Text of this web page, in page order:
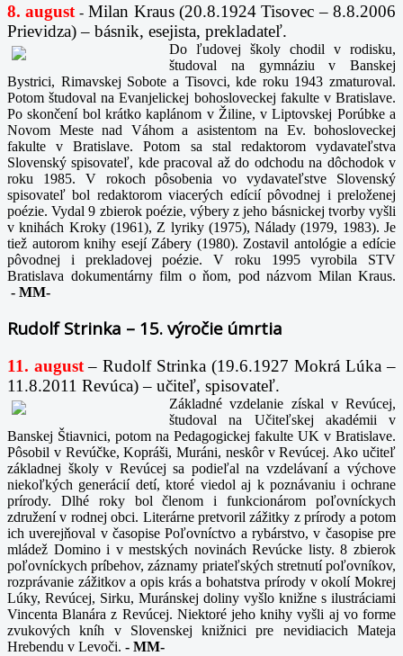
8. august -Milan Kraus (20.8.1924 Tisovec – 8.8.2006
Prievidza) – básnik, esejista, prekladateľ.
Do ľudovej školy chodil v rodisku,
študoval na gymnáziu v Banskej
Bystrici, Rimavskej Sobote a Tisovci, kde roku 1943 zmaturoval.
Potom študoval na Evanjelickej bohosloveckej fakulte v Bratislave.
Po skončení bol krátko kaplánom v Žiline, v Liptovskej Porúbke a
Novom Meste nad Váhom a asistentom na Ev. bohosloveckej
fakulte v Bratislave. Potom sa stal redaktorom vydavateľstva
Slovenský spisovateľ, kde pracoval až do odchodu na dôchodok v
roku 1985. V rokoch pôsobenia vo vydavateľstve Slovenský
spisovateľ bol redaktorom viacerých edícií pôvodnej i preloženej
poézie. Vydal 9 zbierok poézie, výbery z jeho básnickej tvorby vyšli
v knihách Kroky (1961), Z lyriky (1975), Nálady (1979, 1983). Je
tiež autorom knihy esejí Zábery (1980). Zostavil antológie a edície
pôvodnej i prekladovej poézie. V roku 1995 vyrobila STV
Bratislava dokumentárny film o ňom, pod názvom Milan Kraus.
- MM-
Rudolf Strinka – 15. výročie úmrtia
11. august – Rudolf Strinka (19.6.1927 Mokrá Lúka –
11.8.2011 Revúca) – učiteľ, spisovateľ.
Základné vzdelanie získal v Revúcej,
študoval na Učiteľskej akadémii v
Banskej Štiavnici, potom na Pedagogickej fakulte UK v Bratislave.
Pôsobil v Revúčke, Kopráši, Muráni, neskôr v Revúcej. Ako učiteľ
základnej školy v Revúcej sa podieľal na vzdelávaní a výchove
niekoľkých generácií detí, ktoré viedol aj k poznávaniu i ochrane
prírody. Dlhé roky bol členom i funkcionárom poľovníckych
združení v rodnej obci. Literárne pretvoril zážitky z prírody a potom
ich uverejňoval v časopise Poľovníctvo a rybárstvo, v časopise pre
mládež Domino i v mestských novinách Revúcke listy. 8 zbierok
poľovníckych príbehov, záznamy priateľských stretnutí poľovníkov,
rozprávanie zážitkov a opis krás a bohatstva prírody v okolí Mokrej
Lúky, Revúcej, Sirku, Muránskej doliny vyšlo knižne s ilustráciami
Vincenta Blanára z Revúcej. Niektoré jeho knihy vyšli aj vo forme
zvukových kníh v Slovenskej knižnici pre nevidiacich Mateja
Hrebendu v Levoči. - MM-